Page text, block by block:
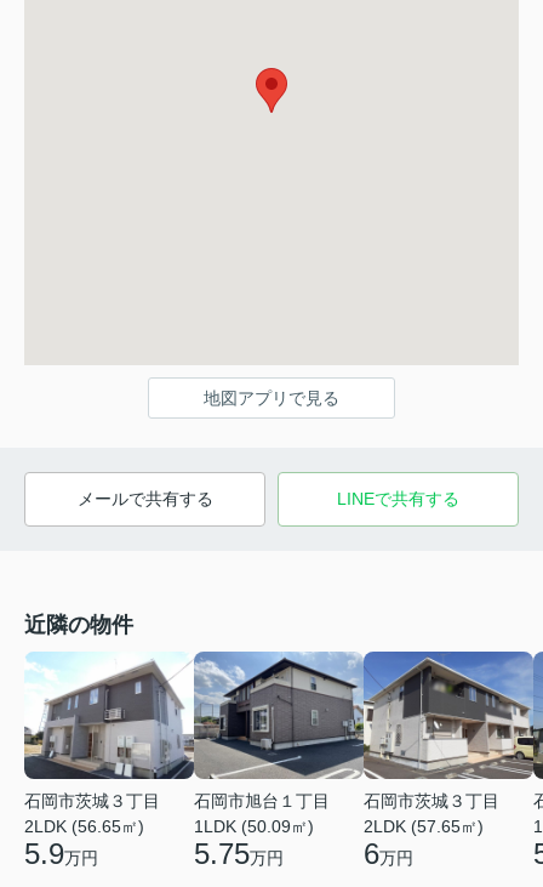
地図アプリで見る
メールで共有する LINEで共有する
近隣の物件
石岡市茨城３丁目
2LDK (56.65㎡)
5.9万円
石岡市旭台１丁目
1LDK (50.09㎡)
5.75万円
石岡市茨城３丁目
2LDK (57.65㎡)
6万円